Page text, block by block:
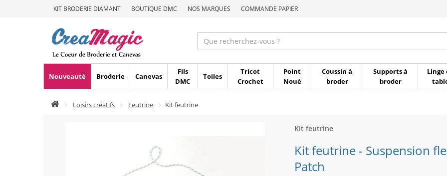
KIT BRODERIE DIAMANT BOUTIQUE DMC NOS MARQUES COMMANDE PAPIER
Nouveauté Broderie Canevas
Fils
DMC
Toiles
Tricot
Crochet
Point
Noué
Coussin à
broder
Supports à
broder
Linge
Loisirs créatifs Feutrine Kit feutrine
Kit feutrine
Kit feutrine - Suspension
Patch